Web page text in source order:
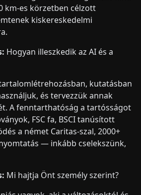
km-es körzetben célzott
kiskereskedelmi
Hogyan illeszkedik az AI és a
kutatásban
és tervezzük annak
A fenntarthatóság a tartósságot
FSC fa, BSCI tanúsított
a német Caritas-szal, 2000+
— inkább cselekszünk,
Mi hajtja Önt személy szerint?